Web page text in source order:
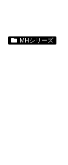
MHシリーズ